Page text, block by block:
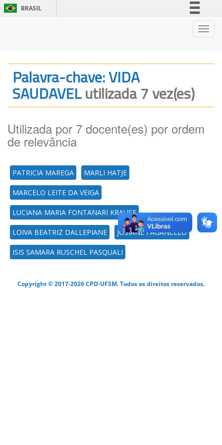
BRASIL
Canais
Palavra-chave: VIDA
SAUDAVELutilizada 7 vez(es)
Utilizada por 7 docente(es) por ordem
de relevância
PATRICIA MAREGA MARLI HATJE
MARCELO LEITE DA VEIGA
LUCIANA MARIA FONTANARI KRAUSE
LOIVA BEATRIZ DALLEPIANE JOSIANE FAGANELLO
ISIS SAMARA RUSCHEL PASQUALI
Copyright © 2017-2026 CPD-UFSM. Todos os direitos reservados.